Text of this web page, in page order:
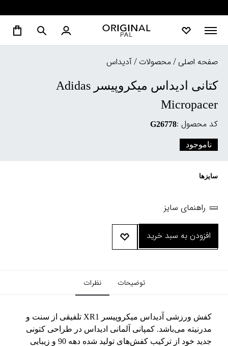
صفحه اصلی/محصولات /آدیداس
کتانی ادیداس میکروپیسر Adidas
Micropacer
کد محصول :G26778
ناموجود
سایزها
راهنمای سایز
افزودن به سبد خرید
توضیحات نظرات
کفش ورزشی آدیداس میکروپیسر XR1 تلفیقی از سنت و
مدرنیته می‌باشد. کمپانی آلمانی ادیداس در طراحی کتونی
جدید خود از ترکیب کفش‌های تولید شده دهه 90 و زیبایی